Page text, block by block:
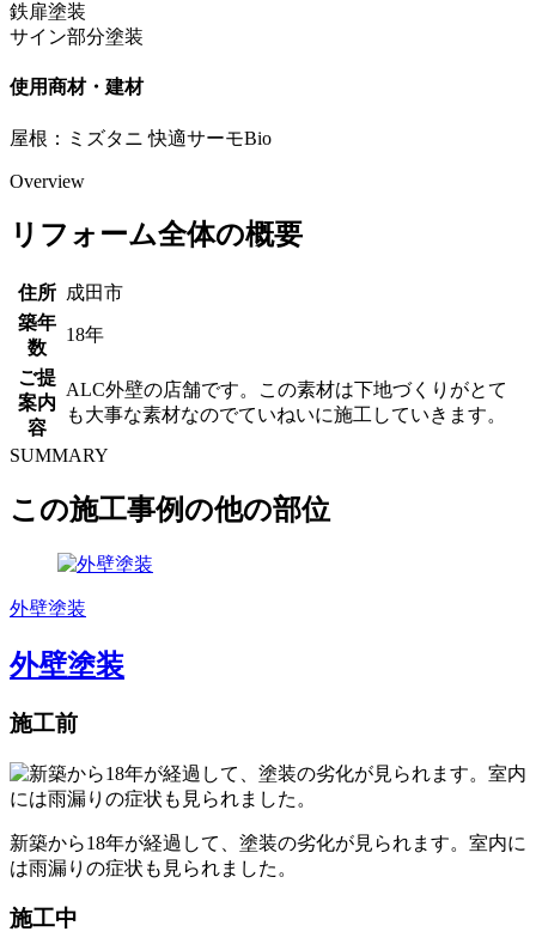
鉄扉塗装
サイン部分塗装
使用商材・建材
屋根：ミズタニ 快適サーモBio
Overview
リフォーム全体の概要
住所 成田市
築年
数
18年
ご提
案内
容
ALC外壁の店舗です。この素材は下地づくりがとて
も大事な素材なのでていねいに施工していきます。
SUMMARY
この施工事例の他の部位
外壁塗装
外壁塗装
施工前
新築から18年が経過して、塗装の劣化が見られます。室内に
は雨漏りの症状も見られました。
施工中